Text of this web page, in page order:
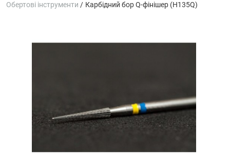
Обертові інструменти / Карбідний бор Q-фінішер (H135Q)